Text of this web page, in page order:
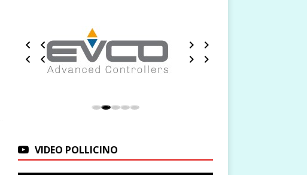
VIDEO POLLICINO